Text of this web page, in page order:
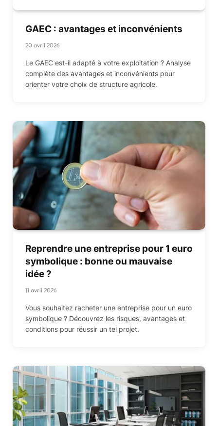
GAEC : avantages et inconvénients
20 avril 2026
Le GAEC est-il adapté à votre exploitation ? Analyse
complète des avantages et inconvénients pour
orienter votre choix de structure agricole.
Reprendre une entreprise pour 1 euro
symbolique : bonne ou mauvaise
idée ?
11 avril 2026
Vous souhaitez racheter une entreprise pour un euro
symbolique ? Découvrez les risques, avantages et
conditions pour réussir un tel projet.